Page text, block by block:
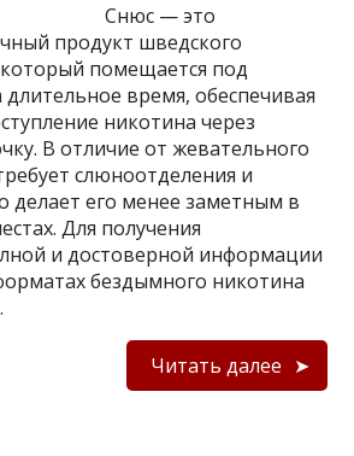
Снюс — это
продукт шведского
помещается под
время, обеспечивая
никотина через
В отличие от жевательного
слюноотделения и
делает его менее заметным в
Для получения
и достоверной информации
бездымного никотина
Читать далее